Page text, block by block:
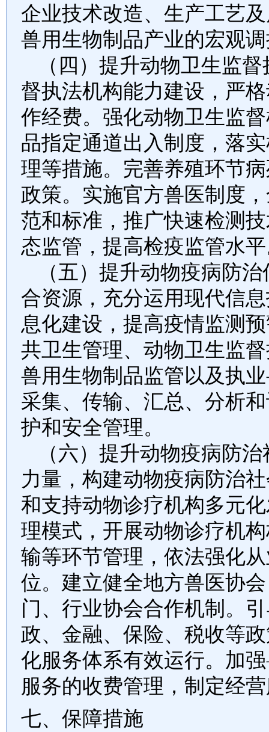
企业技术改造、生产工艺
兽用生物制品产业的宏观
（四）提升动物卫生监
督执法机构能力建设，严
作经费。强化动物卫生监
品指定通道出入制度，落
理等措施。完善养殖环节
政策。实施官方兽医制度
范和标准，推广快速检测
态监管，提高检疫监管水
（五）提升动物疫病防
合资源，充分运用现代信
息化建设，提高疫情监测
共卫生管理、动物卫生监
兽用生物制品监管以及执
采集、传输、汇总、分析
护和安全管理。
（六）提升动物疫病防
力量，构建动物疫病防治
和支持动物诊疗机构多元
理模式，开展动物诊疗机
输等环节管理，依法强化
位。建立健全地方兽医协
门、行业协会合作机制。
政、金融、保险、税收等
化服务体系有效运行。加
服务的收费管理，制定经
七、保障措施